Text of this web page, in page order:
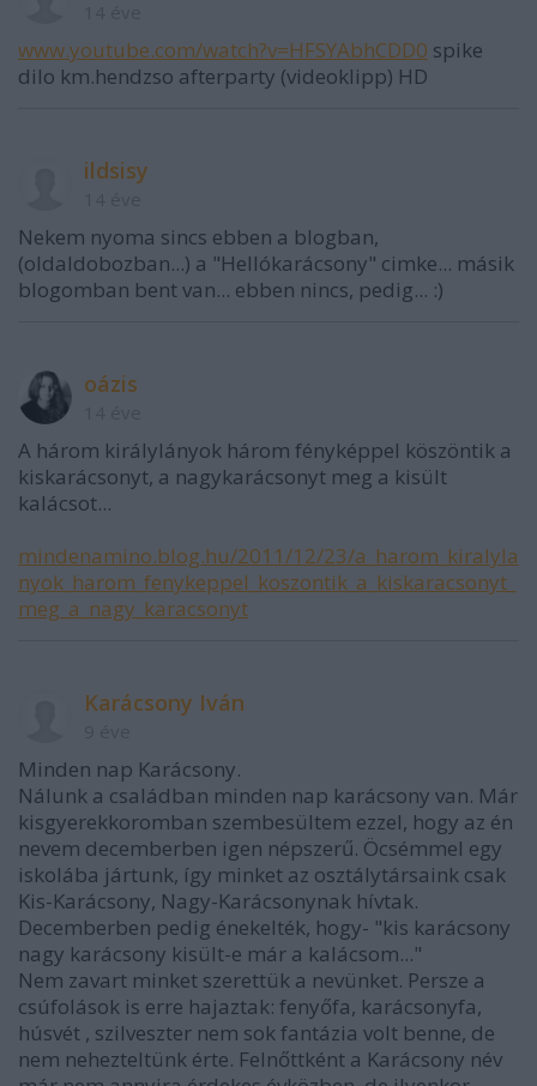
www.youtube.com/watch?v=HFSYAbhCDD0 spike
dilo km.hendzso afterparty (videoklipp) HD
ildsisy
Nekem nyoma sincs ebben a blogban,
(oldaldobozban...) a "Hellókarácsony" cimke... másik
blogomban bent van... ebben nincs, pedig... :)
oázis
A három királylányok három fényképpel köszöntik a
kiskarácsonyt, a nagykarácsonyt meg a kisült
kalácsot...
mindenamino.blog.hu/2011/12/23/a_harom_kiralyla
nyok_harom_fenykeppel_koszontik_a_kiskaracsonyt_
meg_a_nagy_karacsonyt
Karácsony Iván
Minden nap Karácsony.
Nálunk a családban minden nap karácsony van. Már
kisgyerekkoromban szembesültem ezzel, hogy az én
nevem decemberben igen népszerű. Öcsémmel egy
iskolába jártunk, így minket az osztálytársaink csak
Kis-Karácsony, Nagy-Karácsonynak hívtak.
Decemberben pedig énekelték, hogy- "kis karácsony
nagy karácsony kisült-e már a kalácsom..."
Nem zavart minket szerettük a nevünket. Persze a
csúfolások is erre hajaztak: fenyőfa, karácsonyfa,
húsvét , szilveszter nem sok fantázia volt benne, de
nem nehezteltünk érte. Felnőttként a Karácsony név